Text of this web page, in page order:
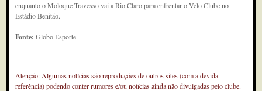
enquanto o Moloque Travesso vai a Rio Claro para enfrentar o Velo Clube no
Estádio Benitão.
Fonte:Globo Esporte
Atenção: Algumas notícias são reproduções de outros sites (com a devida
referência) podendo conter rumores e/ou notícias ainda não divulgadas pelo clube.